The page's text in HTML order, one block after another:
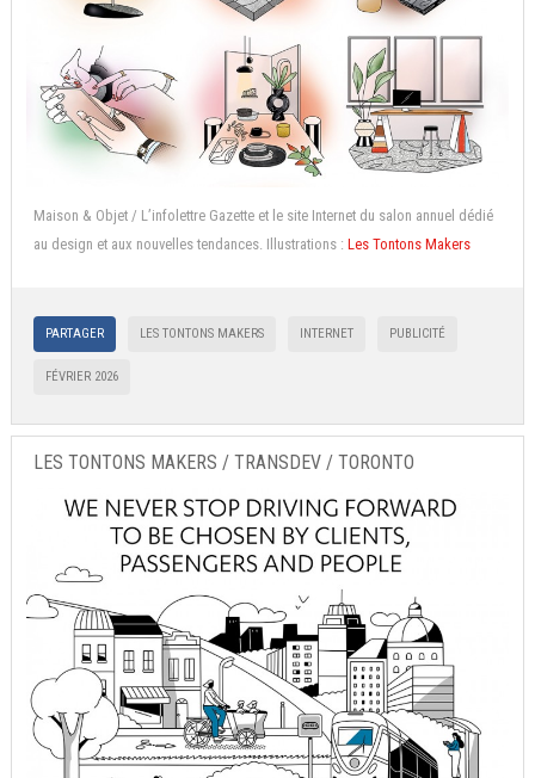
Maison & Objet / L’infolettre Gazette et le site Internet du salon annuel dédié
au design et aux nouvelles tendances. Illustrations : Les Tontons Makers
PARTAGER LES TONTONS MAKERS INTERNET PUBLICITÉ
FÉVRIER 2026
LES TONTONS MAKERS / TRANSDEV / TORONTO